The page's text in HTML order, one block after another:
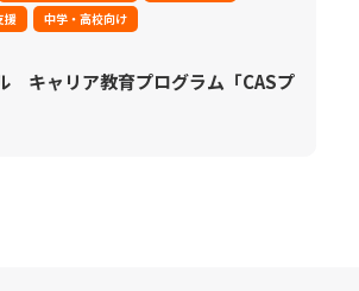
援
中学・高校向け
キャリア教育プログラム「CASプ